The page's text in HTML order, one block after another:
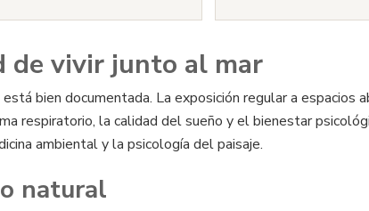
de vivir junto al mar
bien documentada. La exposición regular a
respiratorio, la calidad del sueño y el bienestar
ambiental y la psicología del paisaje.
natural